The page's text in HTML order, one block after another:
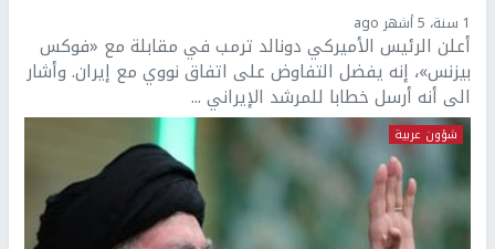
1 سنة، 5 أشهر ago
أعلن الرئيس الأميركي دونالد ترمب في مقابلة مع «فوكس
بيزنس»، إنه يفضل التفاوض على اتفاق نووي مع إيران. وأشار
الى أنه أرسل خطابا للمرشد الإيراني ...
شؤون عربية